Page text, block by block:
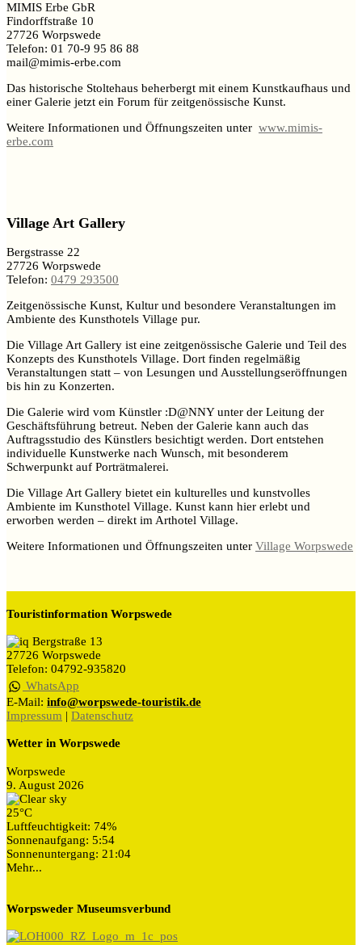
MIMIS Erbe GbR
Findorffstraße 10
27726 Worpswede
Telefon: 01 70-9 95 86 88
mail@mimis-erbe.com
Das historische Stoltehaus beherbergt mit einem Kunstkaufhaus und
einer Galerie jetzt ein Forum für zeitgenössische Kunst.
Weitere Informationen und Öffnungszeiten unter www.mimis-
erbe.com
Village Art Gallery
Bergstrasse 22
27726 Worpswede
Telefon: 0479 293500
Zeitgenössische Kunst, Kultur und besondere Veranstaltungen im
Ambiente des Kunsthotels Village pur.
Die Village Art Gallery ist eine zeitgenössische Galerie und Teil des
Konzepts des Kunsthotels Village. Dort finden regelmäßig
Veranstaltungen statt – von Lesungen und Ausstellungseröffnungen
bis hin zu Konzerten.
Die Galerie wird vom Künstler :D@NNY unter der Leitung der
Geschäftsführung betreut. Neben der Galerie kann auch das
Auftragsstudio des Künstlers besichtigt werden. Dort entstehen
individuelle Kunstwerke nach Wunsch, mit besonderem
Schwerpunkt auf Porträtmalerei.
Die Village Art Gallery bietet ein kulturelles und kunstvolles
Ambiente im Kunsthotel Village. Kunst kann hier erlebt und
erworben werden – direkt im Arthotel Village.
Weitere Informationen und Öffnungszeiten unter Village Worpswede
Touristinformation Worpswede
Bergstraße 13
27726 Worpswede
Telefon: 04792-935820
WhatsApp
E-Mail: info@worpswede-touristik.de
Impressum | Datenschutz
Wetter in Worpswede
Worpswede
9. August 2026
25°C
Luftfeuchtigkeit: 74%
Sonnenaufgang: 5:54
Sonnenuntergang: 21:04
Mehr...
Worpsweder Museumsverbund